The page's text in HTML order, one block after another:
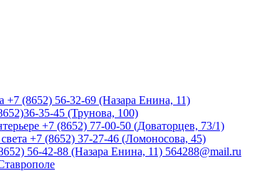
+7 (8652) 56-32-69 (Назара Енина, 11)
35-45 (Трунова, 100)
+7 (8652) 77-00-50 (Доваторцев, 73/1)
+7 (8652) 37-27-46 (Ломоносова, 45)
56-42-88 (Назара Енина, 11) 564288@mail.ru